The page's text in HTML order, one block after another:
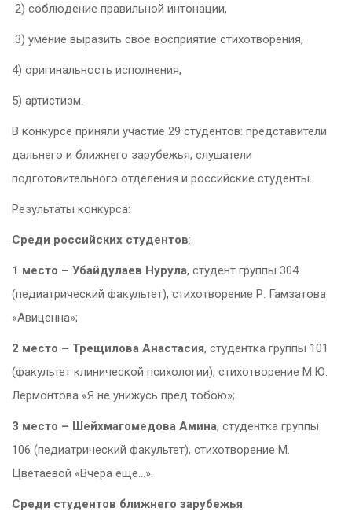
2) соблюдение правильной интонации,
3) умение выразить своё восприятие стихотворения,
4) оригинальность исполнения,
5) артистизм.
В конкурсе приняли участие 29 студентов: представители
дальнего и ближнего зарубежья, слушатели
подготовительного отделения и российские студенты.
Результаты конкурса:
Среди российских студентов:
1 место – Убайдулаев Нурула, студент группы 304
(педиатрический факультет), стихотворение Р. Гамзатова
«Авиценна»;
2 место – Трещилова Анастасия, студентка группы 101
(факультет клинической психологии), стихотворение М.Ю.
Лермонтова «Я не унижусь пред тобою»;
3 место – Шейхмагомедова Амина, студентка группы
106 (педиатрический факультет), стихотворение М.
Цветаевой «Вчера ещё…».
Среди студентов ближнего зарубежья: